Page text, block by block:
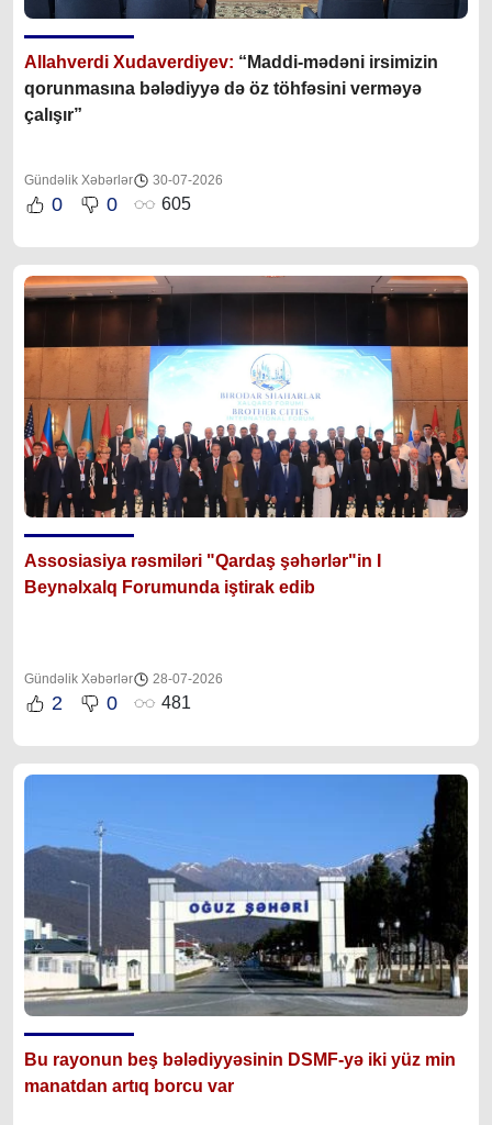
Allahverdi Xudaverdiyev: “Maddi-mədəni irsimizin
qorunmasına bələdiyyə də öz töhfəsini verməyə
çalışır”
Gündəlik Xəbərlər 30-07-2026
0 0 605
Assosiasiya rəsmiləri "Qardaş şəhərlər"in I
Beynəlxalq Forumunda iştirak edib
Gündəlik Xəbərlər 28-07-2026
2 0 481
Bu rayonun beş bələdiyyəsinin DSMF-yə iki yüz min
manatdan artıq borcu var